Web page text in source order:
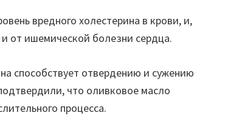
вредного холестерина в крови, и,
от ишемической болезни сердца.
способствует отвердению и сужению
что оливковое масло
процесса.